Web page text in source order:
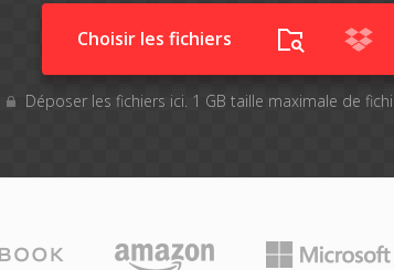
Choisir les fichiers
Déposer les fichiers ici. 1 GB taille maximale de